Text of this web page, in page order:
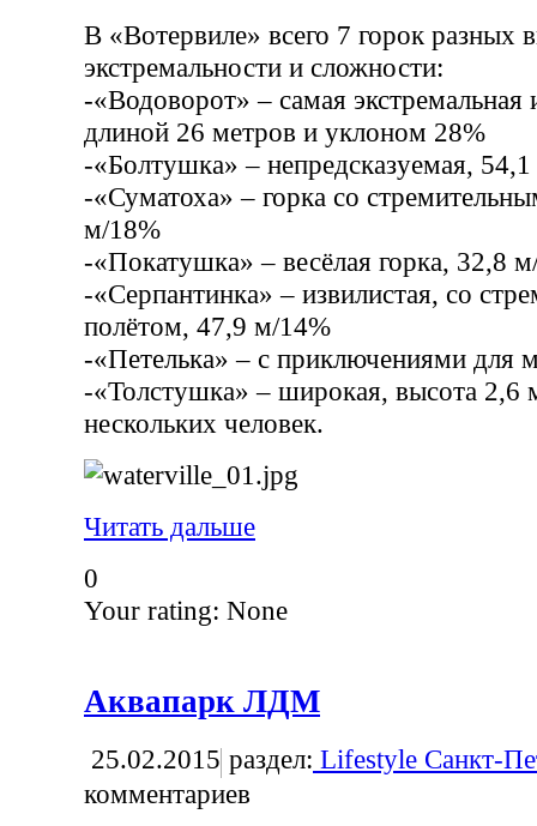
В «Вотервиле» всего 7 горок разных
экстремальности и сложности:
-«Водоворот» – самая экстремальная
длиной 26 метров и уклоном 28%
-«Болтушка» – непредсказуемая,
-«Суматоха» – горка со
м/18%
-«Покатушка» – весёлая горка, 32,8
-«Серпантинка» – извилистая, со
полётом, 47,9 м/14%
-«Петелька» – с приключениями для
-«Толстушка» – широкая, высота 2,6
нескольких человек.
Читать дальше
0
Your rating: None
Аквапарк ЛДМ
25.02.2015 раздел: Lifestyle Санкт-
комментариев